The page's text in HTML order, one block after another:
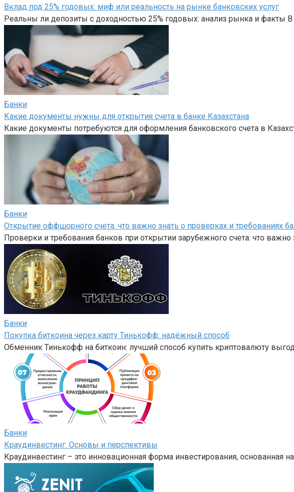
Вклад под 25% годовых: миф или реальность на рынке банковских услуг
Реальны ли депозиты с доходностью 25% годовых: анализ рынка и факты
Банки
Какие документы нужны для открытия счета в банке Казахстана
Какие документы потребуются для оформления банковского счета в
Банки
Открытие оффшорного счета: что важно знать о проверках и требованиях
Проверки и требования банков при открытии зарубежного счета: что
Банки
Покупка биткоина через карту Тинькофф: надёжный способ
Обменник Тинькофф на биткоин: лучший способ купить криптовалюту
Банки
Краудинвестинг. Основы и перспективы
Краудинвестинг – это инновационная форма инвестирования,